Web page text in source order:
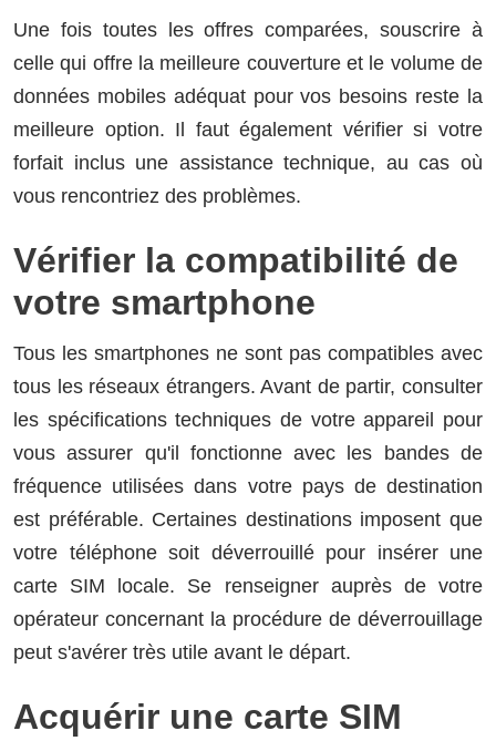
Une fois toutes les offres comparées, souscrire à
celle qui offre la meilleure couverture et le volume de
données mobiles adéquat pour vos besoins reste la
meilleure option. Il faut également vérifier si votre
forfait inclus une assistance technique, au cas où
vous rencontriez des problèmes.
Vérifier la compatibilité de
votre smartphone
Tous les smartphones ne sont pas compatibles avec
tous les réseaux étrangers. Avant de partir, consulter
les spécifications techniques de votre appareil pour
vous assurer qu'il fonctionne avec les bandes de
fréquence utilisées dans votre pays de destination
est préférable. Certaines destinations imposent que
votre téléphone soit déverrouillé pour insérer une
carte SIM locale. Se renseigner auprès de votre
opérateur concernant la procédure de déverrouillage
peut s'avérer très utile avant le départ.
Acquérir une carte SIM